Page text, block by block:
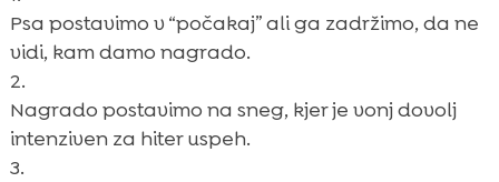
Psa postavimo v “počakaj” ali ga zadržimo, da ne
vidi, kam damo nagrado.
Nagrado postavimo na sneg, kjer je vonj dovolj
intenziven za hiter uspeh.